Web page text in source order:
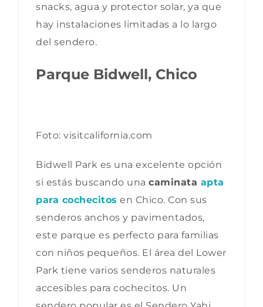
snacks, agua y protector solar, ya que
hay instalaciones limitadas a lo largo
del sendero.
Parque Bidwell, Chico
Foto: visitcalifornia.com
Bidwell Park es una excelente opción
si estás buscando una caminata apta
para cochecitos en Chico. Con sus
senderos anchos y pavimentados,
este parque es perfecto para familias
con niños pequeños. El área del Lower
Park tiene varios senderos naturales
accesibles para cochecitos. Un